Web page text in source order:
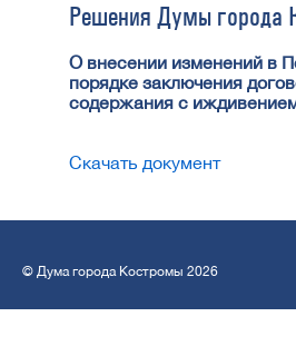
Решения Думы города
О внесении изменений в
порядке заключения
содержания с
Скачать документ
© Дума города Костромы 2026